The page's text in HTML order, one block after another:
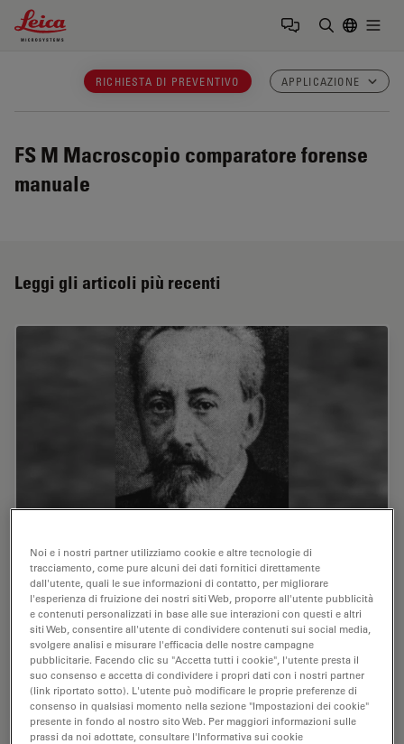
Leica Microsystems Logo
RICHIESTA DI PREVENTIVO APPLICAZIONE
FS M Macroscopio comparatore forense
manuale
Leggi gli articoli più recenti
125 Years of Comparison Microscopy
To be able to optically compare two objects with
scientific accuracy, it must be possible to view them at
the same time. This is particularly true for comparing
small objects that can only be…
Aug 12, 2014 Articolo Scienze forensi
Noi e i nostri partner utilizziamo cookie e altre tecnologie di
tracciamento, come pure alcuni dei dati fornitici direttamente
dall'utente, quali le sue informazioni di contatto, per migliorare
l'esperienza di fruizione dei nostri siti Web, proporre all'utente pubblicità
e contenuti personalizzati in base alle sue interazioni con questi e altri
siti Web, consentire all'utente di condividere contenuti sui social media,
svolgere analisi e misurare l'efficacia delle nostre campagne
pubblicitarie. Facendo clic su "Accetta tutti i cookie", l'utente presta il
suo consenso e accetta di condividere i propri dati con i nostri partner
(link riportato sotto). L'utente può modificare le proprie preferenze di
consenso in qualsiasi momento nella sezione "Impostazioni dei cookie"
presente in fondo al nostro sito Web. Per maggiori informazioni sulle
prassi da noi adottate, consultare l'Informativa sui cookie